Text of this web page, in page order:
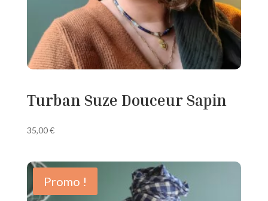
Turban Suze Douceur Sapin
35,00€
Promo !